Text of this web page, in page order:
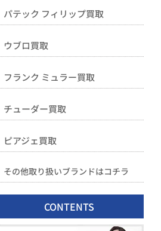
パテック フィリップ買取
ウブロ買取
フランク ミュラー買取
チューダー買取
ピアジェ買取
その他取り扱いブランドはコチラ
CONTENTS